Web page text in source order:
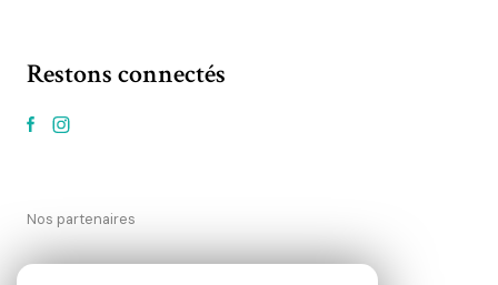
Restons connectés
Nos partenaires